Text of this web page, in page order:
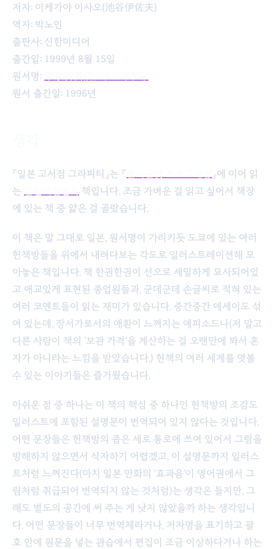
저자: 이케가야 이사오(池谷伊佐夫)
역자: 박노인
출판사: 신한미디어
출간일: 1999년 8월 15일
원서명:
원서 출간일: 1996년
『일본 고서점 그라피티』는 『
』에 이어 읽
는
책입니다. 조금 가벼운 걸 읽고 싶어서 책장
에 있는 책 중 얇은 걸 골랐습니다.
이 책은 말 그대로 일본, 원서명이 가리키듯 도쿄에 있는 여러
헌책방들을 위에서 내려다보는 각도로 일러스트레이션해 모
아놓은 책입니다. 책 한권한권이 선으로 세밀하게 묘사되어있
고 애교있게 표현된 종업원들과, 군데군데 손글씨로 적혀 있는
여러 코멘트들이 읽는 재미가 있습니다. 중간중간 에세이도 섞
여 있는데, 장서가로서의 애환이 느껴지는 에피소드나(저 말고
다른 사람이 책의 '보관 가격'을 계산하는 걸 오랜만에 봐서 혼
자가 아니라는 느낌을 받았습니다.) 헌책의 여러 세계를 엿볼
수 있는 이야기들은 즐거웠습니다.
아쉬운 점 중 하나는 이 책의 핵심 중 하나인 헌책방의 조감도
일러스트에 포함된 설명문이 번역되어 있지 않다는 것입니다.
어떤 문장들은 헌책방의 좁은 세로 통로에 쓰여 있어서 그림을
방해하지 않으면서 식자하기 어렵겠고, 이 설명문까지 일러스
트처럼 느껴진다(마치 일본 만화의 '효과음'이 영어권에서 그
림처럼 취급되어 번역되지 않는 것처럼)는 생각은 들지만, 그
래도 별도의 공간에 써 주는 게 낫지 않았을까 하는 생각입니
다. 어떤 문장들이 너무 번역체라거나, 저자명을 표기하고 괄
호 안에 원문을 넣는 관습에서 편집이 조금 이상하다거나 하는